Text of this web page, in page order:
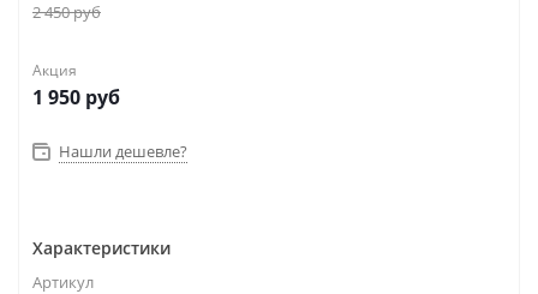
2 450руб
Акция
1 950 руб
Нашли дешевле?
Характеристики
Артикул